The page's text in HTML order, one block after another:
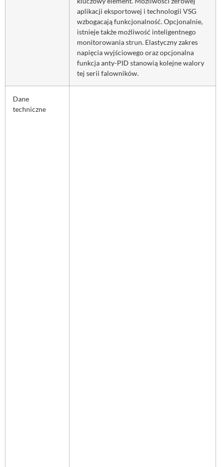
aplikacji eksportowej i technologii VSG
wzbogacają funkcjonalność. Opcjonalnie,
istnieje także możliwość inteligentnego
monitorowania strun. Elastyczny zakres
napięcia wyjściowego oraz opcjonalna
funkcja anty-PID stanowią kolejne walory
tej serii falowników.
Dane
techniczne